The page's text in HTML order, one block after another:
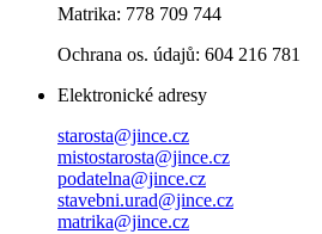
Matrika: 778 709 744
Ochrana os. údajů: 604 216 781
Elektronické adresy
starosta@jince.cz
mistostarosta@jince.cz
podatelna@jince.cz
stavebni.urad@jince.cz
matrika@jince.cz